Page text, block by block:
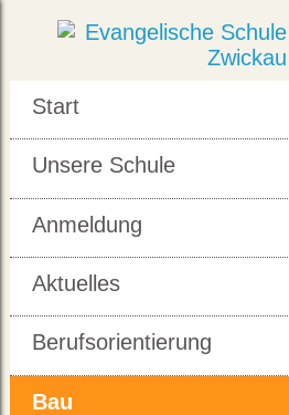
Start
Unsere Schule
Anmeldung
Aktuelles
Berufsorientierung
Bau